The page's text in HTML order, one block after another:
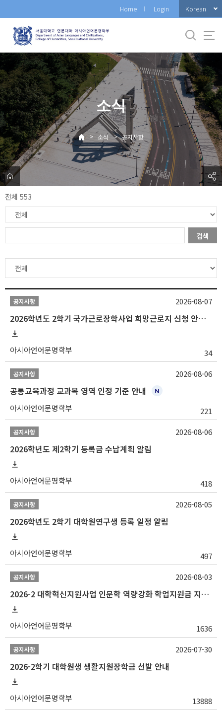
로
메
뉴
Home Login Korean
소식
> 소식 > 공지사항
전체 553
검색
공지사항
2026학년도 2학기 국가근로장학사업 희망근로지 신청 안내
아시아언어문명학부 34
2026-08-07
공지사항
공통교육과정 교과목 영역 인정 기준 안내
아시아언어문명학부 221
2026-08-06
공지사항
2026학년도 제2학기 등록금 수납계획 알림
아시아언어문명학부 418
2026-08-06
공지사항
2026학년도 2학기 대학원연구생 등록 일정 알림
아시아언어문명학부 497
2026-08-05
공지사항
2026-2 대학혁신지원사업 인문학 역량강화 학업지원금 지원 선발 안내 (학/석/박사)
아시아언어문명학부 1636
2026-08-03
공지사항
2026-2학기 대학원생 생활지원장학금 선발 안내
아시아언어문명학부 13888
2026-07-30